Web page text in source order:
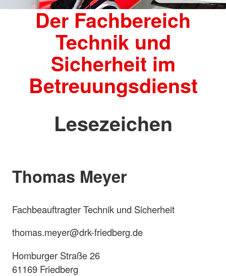
Der Fachbereich
Technik und
Sicherheit im
Betreuungsdienst
Lesezeichen
Thomas Meyer
Fachbeauftragter Technik und Sicherheit
thomas.meyer@drk-friedberg.de
Homburger Straße 26
61169 Friedberg